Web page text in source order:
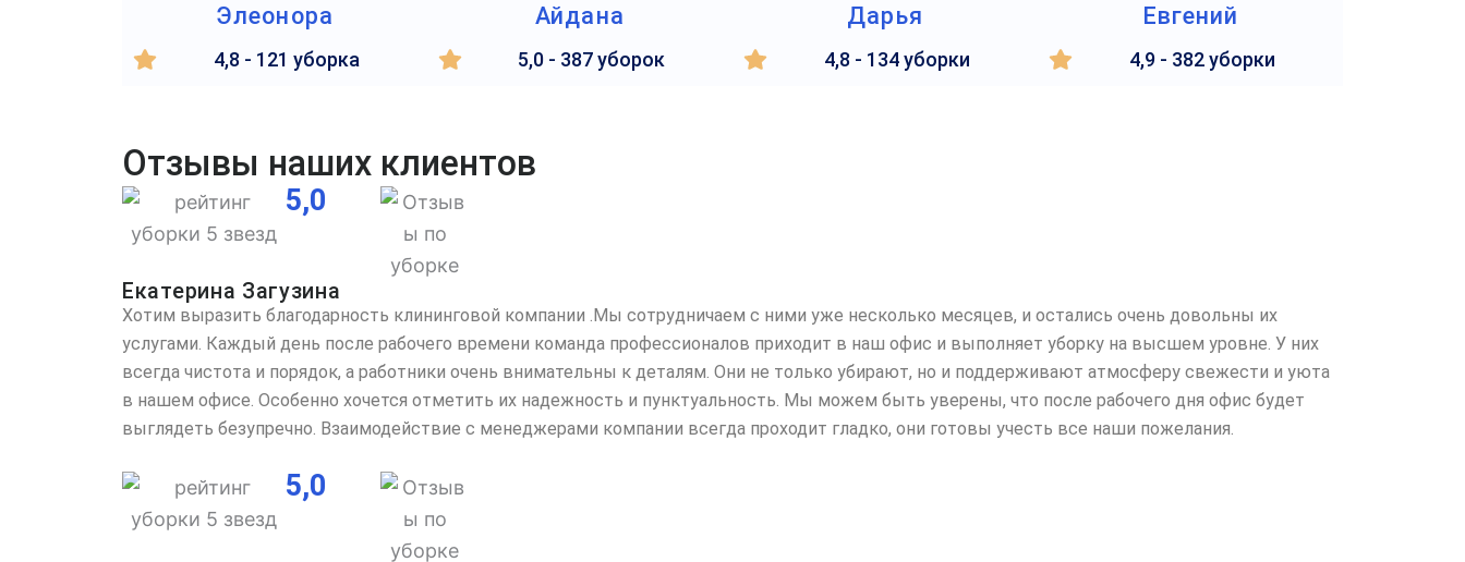
Элеонора
4,8 - 121 уборка
Айдана
5,0 - 387 уборок
Дарья
4,8 - 134 уборки
Евгений
4,9 - 382 уборки
Отзывы наших клиентов
5,0
Екатерина Загузина
Хотим выразить благодарность клининговой компании .Мы сотрудничаем с ними уже несколько месяцев, и остались очень довольны их
услугами. Каждый день после рабочего времени команда профессионалов приходит в наш офис и выполняет уборку на высшем уровне. У них
всегда чистота и порядок, а работники очень внимательны к деталям. Они не только убирают, но и поддерживают атмосферу свежести и уюта
в нашем офисе. Особенно хочется отметить их надежность и пунктуальность. Мы можем быть уверены, что после рабочего дня офис будет
выглядеть безупречно. Взаимодействие с менеджерами компании всегда проходит гладко, они готовы учесть все наши пожелания.
5,0